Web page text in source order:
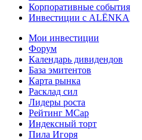
Корпоративные события
Инвестиции с ALЁNKA
Мои инвестиции
Форум
Календарь дивидендов
База эмитентов
Карта рынка
Расклад сил
Лидеры роста
Рейтинг MCap
Индексный торт
Пила Игоря